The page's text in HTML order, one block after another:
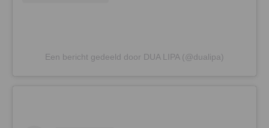
Een bericht gedeeld door DUA LIPA (@dualipa)